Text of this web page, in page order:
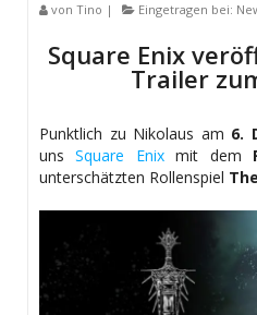
von Tino | Eingetragen bei:
Square Enix
Trailer
Punktlich zu Nikolaus am 6.
unsSquare Enixmit dem
unterschätzten Rollenspiel